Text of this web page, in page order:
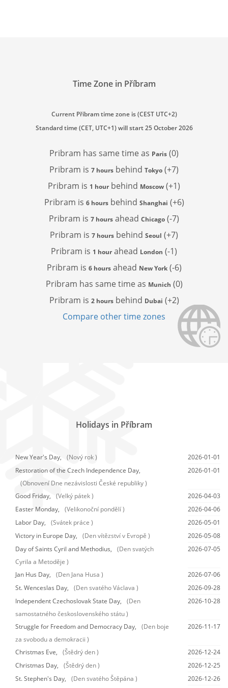
Time Zone in Příbram
Current Příbram time zone is (CEST UTC+2)
Standard time (CET, UTC+1) will start 25 October 2026
Pribram has same time as Paris (0)
Pribram is 7 hours behind Tokyo (+7)
Pribram is 1 hourbehind Moscow (+1)
Pribram is 6 hoursbehind Shanghai (+6)
Pribram is 7 hours ahead Chicago (-7)
Pribram is 7 hours behind Seoul (+7)
Pribram is 1 hourahead London (-1)
Pribram is 6 hoursahead New York(-6)
Pribram has same time as Munich (0)
Pribram is 2 hoursbehind Dubai (+2)
Compare other time zones
Holidays in Příbram
New Year's Day, (Nový rok )
2026-01-01
Restoration of the Czech Independence Day,
(Obnovení Dne nezávislosti České republiky )
2026-01-01
Good Friday, (Velký pátek )
2026-04-03
Easter Monday,
(Velikonoční pondělí )
2026-04-06
Labor Day,
(Svátek práce )
2026-05-01
Victory in Europe Day,
(Den vítězství v Evropě )
2026-05-08
Day of Saints Cyril and Methodius,
(Den svatých
Cyrila a Metoděje )
2026-07-05
Jan Hus Day, (Den Jana Husa )
2026-07-06
St. Wenceslas Day,
(Den svatého Václava )
2026-09-28
Independent Czechoslovak State Day,
(Den
samostatného československého státu )
2026-10-28
Struggle for Freedom and Democracy Day,
(Den boje
za svobodu a demokracii )
2026-11-17
Christmas Eve, (Štědrý den )
2026-12-24
Christmas Day,
(Štědrý den )
2026-12-25
St. Stephen's Day,
(Den svatého Štěpána ) 2026-12-26